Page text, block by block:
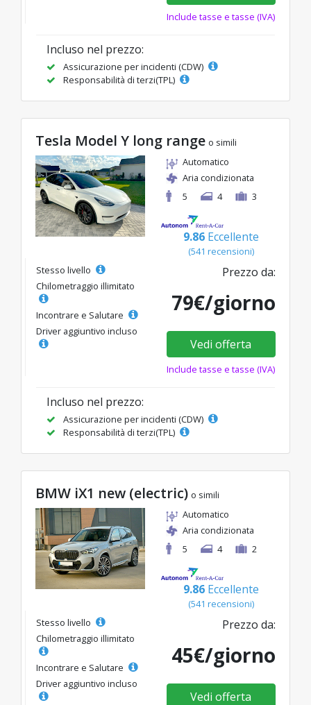
Include tasse e tasse (IVA)
Incluso nel prezzo:
Assicurazione per incidenti (CDW)
Responsabilità di terzi(TPL)
Tesla Model Y long range o simili
Automatico
Aria condizionata
5
4 3
9.86 Eccellente
(541 recensioni)
Stesso livello
Chilometraggio illimitato
Incontrare e Salutare
Driver aggiuntivo incluso
Prezzo da:
79€/giorno
Vedi offerta
Include tasse e tasse (IVA)
Incluso nel prezzo:
Assicurazione per incidenti (CDW)
Responsabilità di terzi(TPL)
BMW iX1 new (electric) o simili
Automatico
Aria condizionata
5
4 2
9.86 Eccellente
(541 recensioni)
Stesso livello
Chilometraggio illimitato
Incontrare e Salutare
Driver aggiuntivo incluso
Prezzo da:
45€/giorno
Vedi offerta